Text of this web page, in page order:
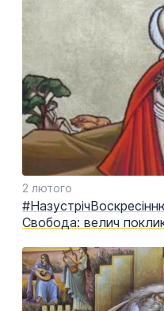
2 лютого
Свобода: велич